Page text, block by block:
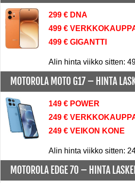
299 € DNA
499 €
499 € GIGANTTI
Alin hinta viikko sitten:
MOTOROLA MOTO G17 – HINTA
149 € POWER
249 €
249 € VEIKON KONE
Alin hinta viikko sitten:
MOTOROLA EDGE 70 – HINTA